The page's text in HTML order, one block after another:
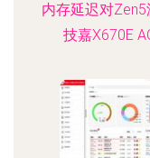
内存延迟对
技嘉X670E